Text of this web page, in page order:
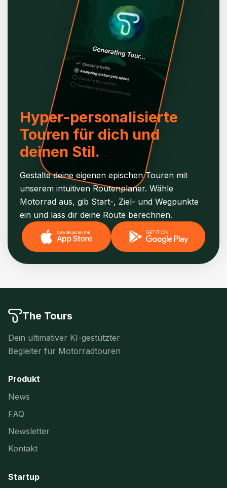
Hyper-personalisierte
Touren für dich und
deinen Stil.
Gestalte deine eigenen epischen Touren mit
unserem intuitiven Routenplaner. Wähle
Motorrad aus, gib Start-, Ziel- und Wegpunkte
ein und lass dir deine Route berechnen.
The Tours
Dein ultimativer KI-gestützter
Begleiter für Motorradtouren
Produkt
News
FAQ
Newsletter
Kontakt
Startup